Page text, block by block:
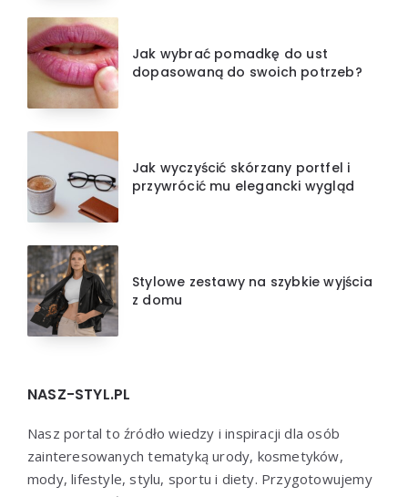
Jak wybrać pomadkę do ust
dopasowaną do swoich potrzeb?
Jak wyczyścić skórzany portfel i
przywrócić mu elegancki wygląd
Stylowe zestawy na szybkie wyjścia
z domu
NASZ-STYL.PL
Nasz portal to źródło wiedzy i inspiracji dla osób
zainteresowanych tematyką urody, kosmetyków,
mody, lifestyle, stylu, sportu i diety. Przygotowujemy